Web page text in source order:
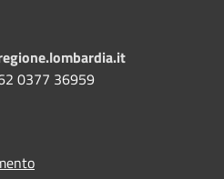
0377 36959